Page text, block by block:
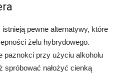
pewne alternatywy, które
żelu hybrydowego.
paznokci przy użyciu alkoholu
spróbować nałożyć cienką